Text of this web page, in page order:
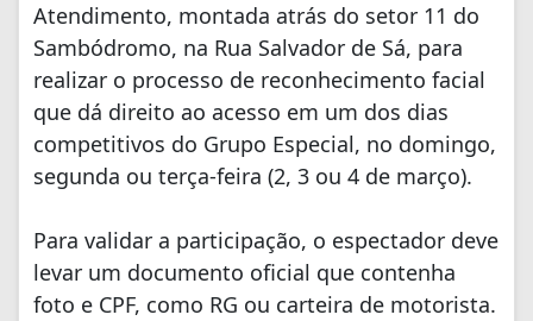
Atendimento, montada atrás do setor 11 do
Sambódromo, na Rua Salvador de Sá, para
realizar o processo de reconhecimento facial
que dá direito ao acesso em um dos dias
competitivos do Grupo Especial, no domingo,
segunda ou terça-feira (2, 3 ou 4 de março).
Para validar a participação, o espectador deve
levar um documento oficial que contenha
foto e CPF, como RG ou carteira de motorista.